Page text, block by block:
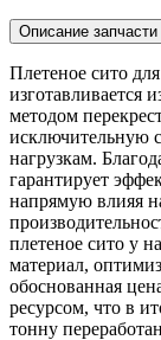
Описание запчасти
Плетеное сито
изготавливается
методом
исключительную
нагрузкам.
гарантирует
напрямую влияя
плетеное сито у
материал,
обоснованная
ресурсом, что в
тонну